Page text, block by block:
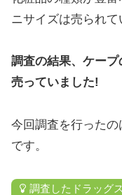
ニサイズは売られ
調査の結果、ケー
売っていました!
今回調査を行った
です。
調査したドラッグ